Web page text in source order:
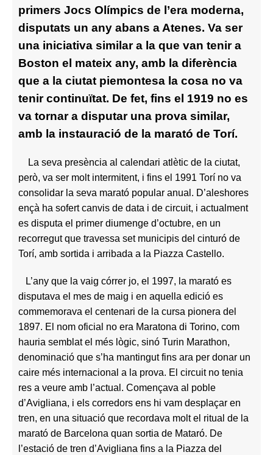
primers Jocs Olímpics de l’era moderna,
disputats un any abans a Atenes. Va ser
una iniciativa similar a la que van tenir a
Boston el mateix any, amb la diferència
que a la ciutat piemontesa la cosa no va
tenir continuïtat. De fet, fins el 1919 no es
va tornar a disputar una prova similar,
amb la instauració de la marató de Torí.
La seva presència al calendari atlètic de la ciutat,
però, va ser molt intermitent, i fins el 1991 Torí no va
consolidar la seva marató popular anual. D’aleshores
ençà ha sofert canvis de data i de circuit, i actualment
es disputa el primer diumenge d’octubre, en un
recorregut que travessa set municipis del cinturó de
Torí, amb sortida i arribada a la Piazza Castello.
L’any que la vaig córrer jo, el 1997, la marató es
disputava el mes de maig i en aquella edició es
commemorava el centenari de la cursa pionera del
1897. El nom oficial no era Maratona di Torino, com
hauria semblat el més lògic, sinó Turin Marathon,
denominació que s’ha mantingut fins ara per donar un
caire més internacional a la prova. El circuit no tenia
res a veure amb l’actual. Començava al poble
d’Avigliana, i els corredors ens hi vam desplaçar en
tren, en una situació que recordava molt el ritual de la
marató de Barcelona quan sortia de Mataró. De
l’estació de tren d’Avigliana fins a la Piazza del